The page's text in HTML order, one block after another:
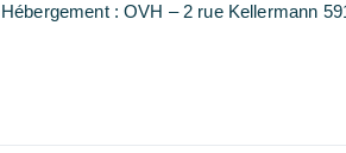
Hébergement : OVH – 2 rue Kellermann